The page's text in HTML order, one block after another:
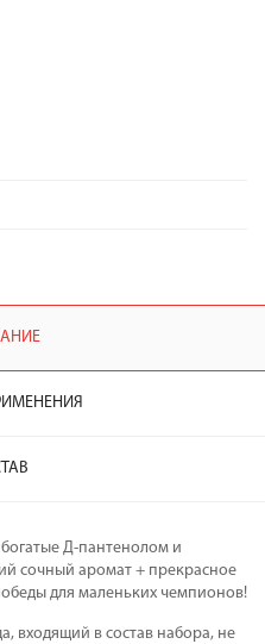
Д-пантенолом и
сочный аромат + прекрасное
для маленьких чемпионов!
входящий в состав набора, не